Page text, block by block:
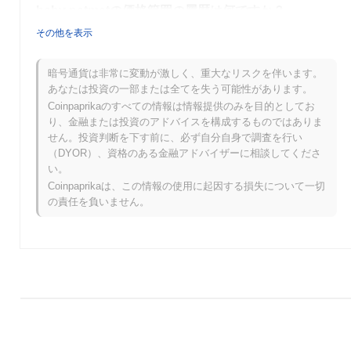
史上最高値（ATH）：
baby patmatは現在、ATHより ~100.00% 低く取引されています .
baby patmatは、より広範な暗号市場と比較してどの
ようなパフォーマンスですか？
過去7日間で、baby patmatは0.00% 上昇し、0.29%の上昇を記録
した全体の暗号市場を下回っています。これは、より広範な市場
のモメンタムと比較して、BABYPMの価格アクションにおける一
時的な遅れを示しています。
その他を表示
暗号通貨は非常に変動が激しく、重大なリスクを伴います。
あなたは投資の一部または全てを失う可能性があります。
Coinpaprikaのすべての情報は情報提供のみを目的としてお
り、金融または投資のアドバイスを構成するものではありま
せん。投資判断を下す前に、必ず自分自身で調査を行い
（DYOR）、資格のある金融アドバイザーに相談してくださ
い。
Coinpaprikaは、この情報の使用に起因する損失について一切
の責任を負いません。